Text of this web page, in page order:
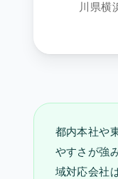
川県横
都内本社や
やすさが強
域対応会社